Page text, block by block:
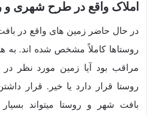
املاک واقع در طرح شهری و
در حال حاضر زمین های واقع در
روستاها کاملاً مشخص شده اند. به
مراقب بود آیا زمین مورد نظر
روستا قرار دارد یا خیر. قرار
بافت شهر و روستا میتواند